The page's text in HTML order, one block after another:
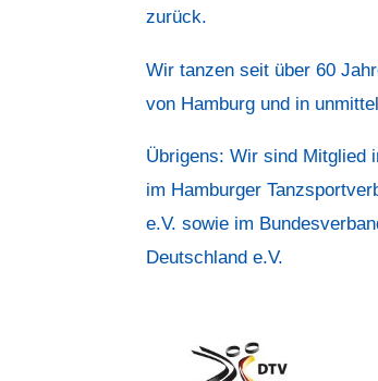
zurück.
Wir tanzen seit über 60
von Hamburg und in
Übrigens: Wir sind Mitglied
im Hamburger
e.V. sowie im
Deutschland e.V.